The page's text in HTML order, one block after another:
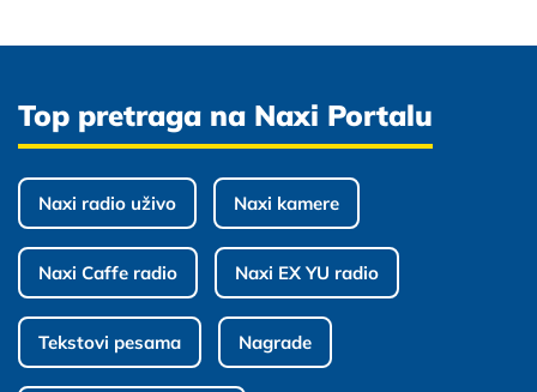
Top pretraga na Naxi Portalu
Naxi radio uživo Naxi kamere
Naxi Caffe radio Naxi EX YU radio
Tekstovi pesama Nagrade